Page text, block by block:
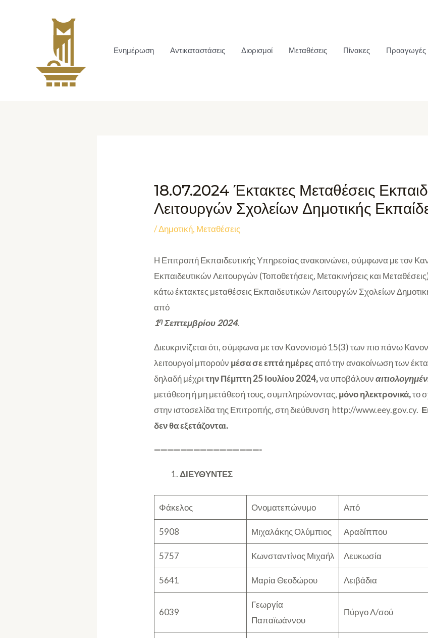
Ενημέρωση Αντικαταστάσεις Διορισμοί Μεταθέσεις Πίνακες Προαγωγές
18.07.2024 Έκτακτες Μεταθέσεις
Λειτουργών Σχολείων Δημοτικής
/Δημοτική, Μεταθέσεις
Η Επιτροπή Εκπαιδευτικής Υπηρεσίας ανακοινώνει, σύμφωνα με τον
Εκπαιδευτικών Λειτουργών (Τοποθετήσεις, Μετακινήσεις και
κάτω έκτακτες μεταθέσεις Εκπαιδευτικών Λειτουργών Σχολείων
από
1ηΣεπτεμβρίου 2024.
Διευκρινίζεται ότι, σύμφωνα με τον Κανονισμό 15(3) των πιο πάνω
λειτουργοί μπορούν μέσα σε επτά ημέρεςαπό την ανακοίνωση των
δηλαδή μέχριτην Πέμπτη 25 Ιουλίου 2024,να υποβάλουν
μετάθεση ή μη μετάθεσή τους, συμπληρώνοντας, μόνο ηλεκτρονικά,το
στην ιστοσελίδα της Επιτροπής, στη διεύθυνση http://www.eey.gov.cy.
δεν θα εξετάζονται.
————————————————-
ΔΙΕΥΘΥΝΤΕΣ
Φάκελος Ονοματεπώνυμο Από
5908 Μιχαλάκης Ολύμπιος Αραδίππου
5757 Κωνσταντίνος Μιχαήλ Λευκωσία
5641 Μαρία Θεοδώρου Λειβάδια
6039
Γεωργία
Παπαϊωάννου
Πύργο Λ/σού